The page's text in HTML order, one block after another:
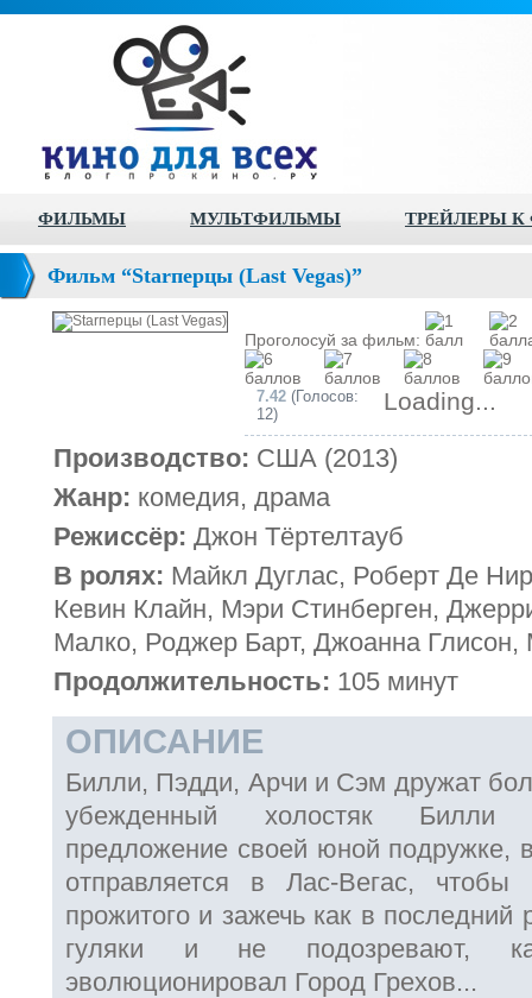
ФИЛЬМЫ МУЛЬТФИЛЬМЫ ТРЕЙЛЕРЫ
Фильм “Starперцы (Last Vegas)”
Проголосуй за фильм:
7.42 (Голосов:
12)
Loading...
Производство: США (2013)
Жанр: комедия, драма
Режиссёр: Джон Тёртелтауб
В ролях: Майкл Дуглас, Роберт Де
Кевин Клайн, Мэри Стинберген,
Малко, Роджер Барт, Джоанна
Продолжительность: 105 минут
ОПИСАНИЕ
Билли, Пэдди, Арчи и Сэм дружат
убежденный холостяк Билли
предложение своей юной подружке,
отправляется в Лас-Вегас,
прожитого и зажечь как в последний
гуляки и не подозревают,
эволюционировал Город Грехов...